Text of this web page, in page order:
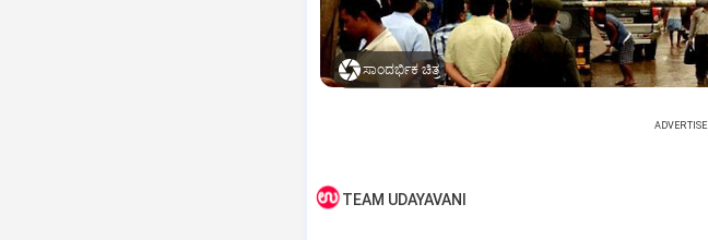
ಸಾಂದರ್ಭಿಕ ಚಿತ್ರ
TEAM UDAYAVANI